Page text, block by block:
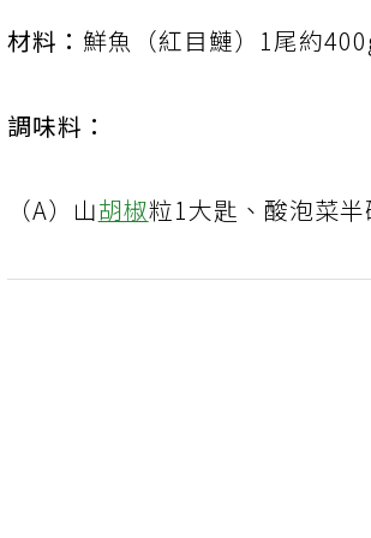
材料： 鮮魚（紅目鰱）1尾約
調味料：
（A）山胡椒粒1大匙、酸泡菜半